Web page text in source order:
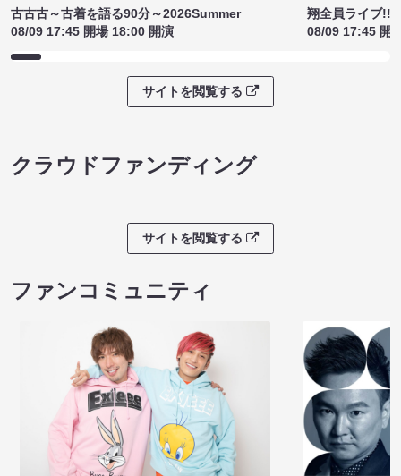
古古古～古着を語る90分～2026Summer
08/09 17:45 開場 18:00 開演
翔全員ライブ!!!
08/09 17:45 開
サイトを閲覧する
クラウドファンディング
サイトを閲覧する
ファンコミュニティ